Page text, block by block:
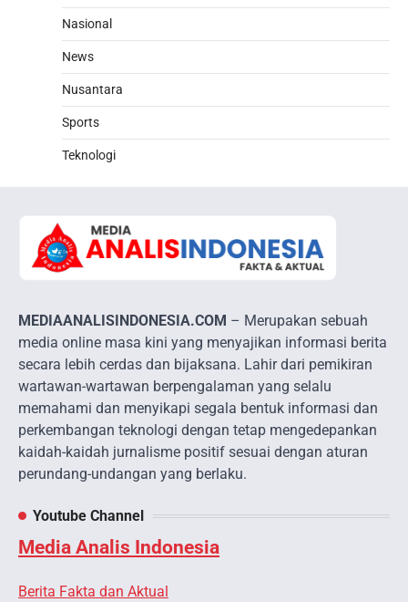
Nasional
News
Nusantara
Sports
Teknologi
MEDIAANALISINDONESIA.COM – Merupakan sebuah
media online masa kini yang menyajikan informasi berita
secara lebih cerdas dan bijaksana. Lahir dari pemikiran
wartawan-wartawan berpengalaman yang selalu
memahami dan menyikapi segala bentuk informasi dan
perkembangan teknologi dengan tetap mengedepankan
kaidah-kaidah jurnalisme positif sesuai dengan aturan
perundang-undangan yang berlaku.
Youtube Channel
Media Analis Indonesia
Berita Fakta dan Aktual